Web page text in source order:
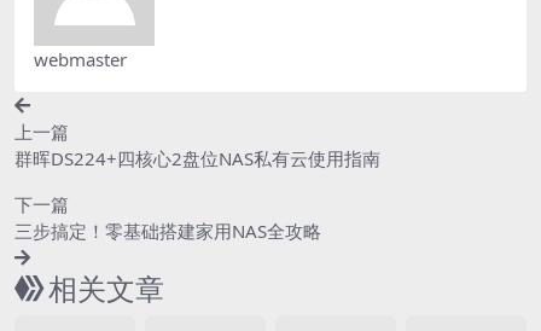
webmaster
上一篇
群晖DS224+四核心2盘位NAS私有云使用指南
下一篇
三步搞定！零基础搭建家用NAS全攻略
相关文章